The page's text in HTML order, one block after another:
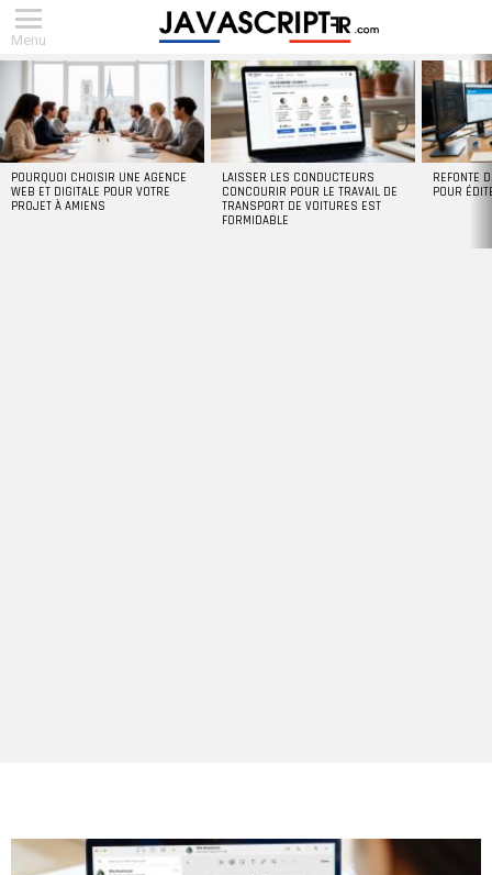
Menu
POURQUOI CHOISIR UNE AGENCE
WEB ET DIGITALE POUR VOTRE
PROJET À AMIENS
LAISSER LES CONDUCTEURS
CONCOURIR POUR LE TRAVAIL DE
TRANSPORT DE VOITURES EST
FORMIDABLE
REFONTE
POUR